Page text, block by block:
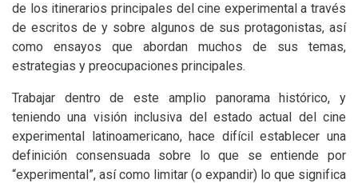
de los itinerarios principales del cine experimental a través
de escritos de y sobre algunos de sus protagonistas, así
como ensayos que abordan muchos de sus temas,
estrategias y preocupaciones principales.
Trabajar dentro de este amplio panorama histórico, y
teniendo una visión inclusiva del estado actual del cine
experimental latinoamericano, hace difícil establecer una
definición consensuada sobre lo que se entiende por
“experimental”, así como limitar (o expandir) lo que significa